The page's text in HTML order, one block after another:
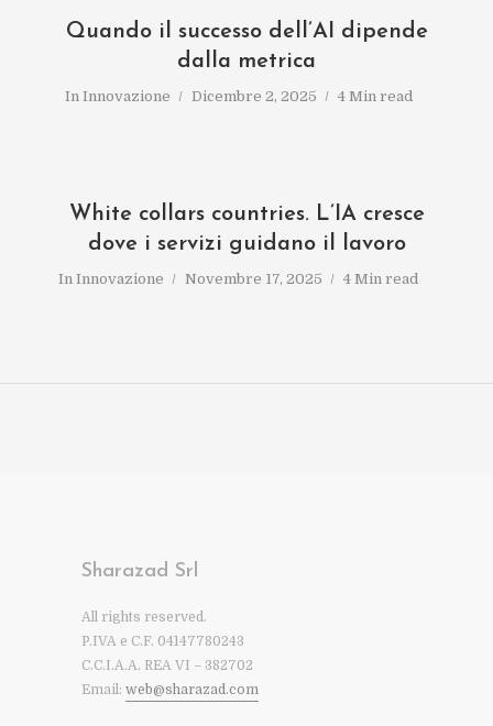
Quando il successo dell’AI dipende
dalla metrica
In Innovazione Dicembre 2, 2025 4 Min read
White collars countries. L’IA cresce
dove i servizi guidano il lavoro
In Innovazione Novembre 17, 2025 4 Min read
Sharazad Srl
All rights reserved.
P.IVA e C.F. 04147780243
C.C.I.A.A. REA VI – 382702
Email: web@sharazad.com